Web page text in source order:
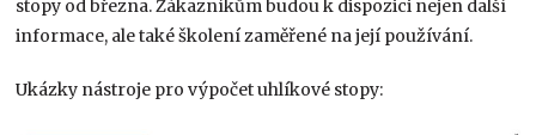
stopy od března. Zákazníkům budou k dispozici nejen další
informace, ale také školení zaměřené na její používání.
Ukázky nástroje pro výpočet uhlíkové stopy: